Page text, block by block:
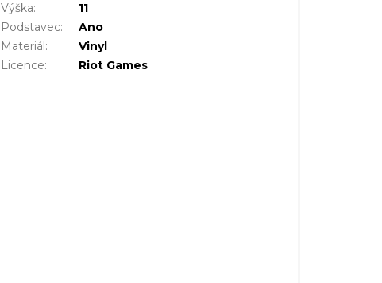
Výška:
11
Podstavec:
Ano
Materiál:
Vinyl
Licence: Riot Games